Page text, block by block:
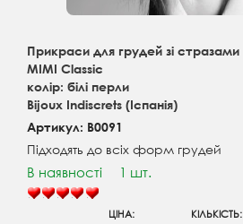
Прикраси для грудей зі стразами
MIMI Classic
колір: білі перли
Bijoux Indiscrets (Іспанія)
Артикул: B0091
Підходять до всіх форм грудей
В наявності 1 шт.
ЦІНА: КІЛЬКІСТЬ: